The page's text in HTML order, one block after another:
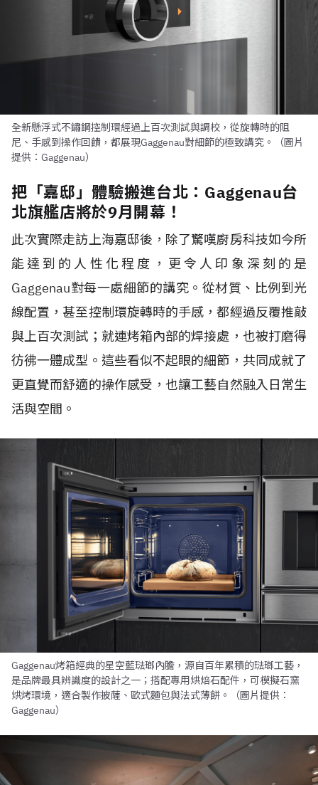
全新懸浮式不鏽鋼控制環經過上百次測試與調校，從旋轉時的阻
尼、手感到操作回饋，都展現Gaggenau對細節的極致講究。（圖片
提供：Gaggenau）
把「嘉邸」體驗搬進台北：Gaggenau台
北旗艦店將於9月開幕！
此次實際走訪上海嘉邸後，除了驚嘆廚房科技如今所
能達到的人性化程度，更令人印象深刻的是
Gaggenau對每一處細節的講究。從材質、比例到光
線配置，甚至控制環旋轉時的手感，都經過反覆推敲
與上百次測試；就連烤箱內部的焊接處，也被打磨得
彷彿一體成型。這些看似不起眼的細節，共同成就了
更直覺而舒適的操作感受，也讓工藝自然融入日常生
活與空間。
Gaggenau烤箱經典的星空藍琺瑯內膽，源自百年累積的琺瑯工藝，
是品牌最具辨識度的設計之一；搭配專用烘焙石配件，可模擬石窯
烘烤環境，適合製作披薩、歐式麵包與法式薄餅。（圖片提供：
Gaggenau）